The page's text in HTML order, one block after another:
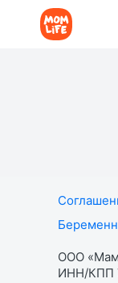
ООО
ИНН/КПП